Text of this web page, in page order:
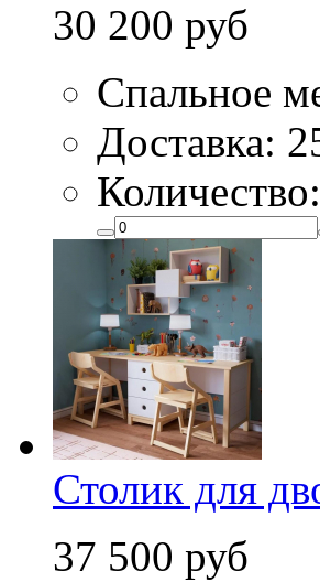
30 200 руб
Спальное
Доставка:
Количество:
Столик для
37 500 руб